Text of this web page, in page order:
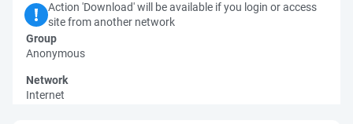
Action 'Download' will be available if you login or access
site from another network
Group
Anonymous
Network
Internet